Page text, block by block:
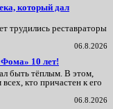
который дал
трудились реставраторы
06.8.2026
10 лет!
быть тёплым. В этом,
кто причастен к его
06.8.2026